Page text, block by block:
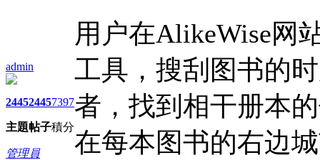
admin
2445
主題
2445
帖子
7397
積分
管理員
用户在AlikeWise网
工具，搜刮图书的
者，找到相干册本
在每本图书的右边